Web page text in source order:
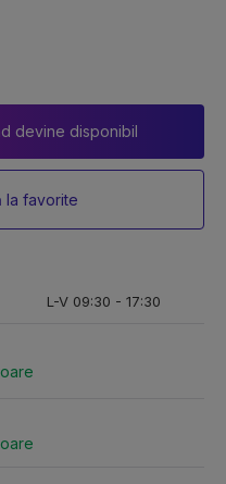
devine disponibil
la favorite
L-V 09:30 - 17:30